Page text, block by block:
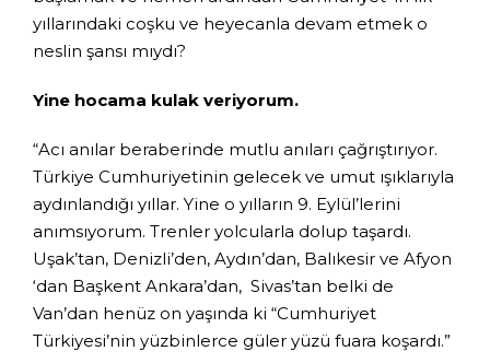
yıllarındaki coşku ve heyecanla devam etmek o
neslin şansı mıydı?
Yine hocama kulak veriyorum.
“Acı anılar beraberinde mutlu anıları çağrıştırıyor.
Türkiye Cumhuriyetinin gelecek ve umut ışıklarıyla
aydınlandığı yıllar. Yine o yılların 9. Eylül’lerini
anımsıyorum. Trenler yolcularla dolup taşardı.
Uşak’tan, Denizli’den, Aydın’dan, Balıkesir ve Afyon
‘dan Başkent Ankara’dan, Sivas’tan belki de
Van’dan henüz on yaşında ki “Cumhuriyet
Türkiyesi’nin yüzbinlerce güler yüzü fuara koşardı.”